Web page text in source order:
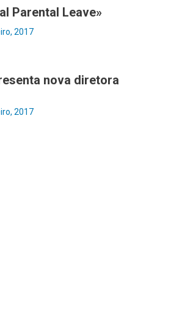
Parental Leave»
2017
nova diretora
2017